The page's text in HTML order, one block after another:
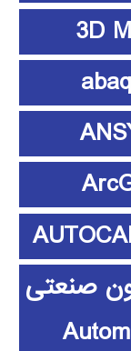
صنعتی